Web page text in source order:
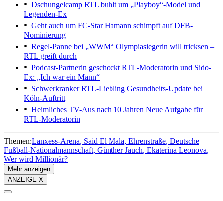
Dschungelcamp RTL buhlt um „Playboy“-Model und
Legenden-Ex
Geht auch um FC-StarHamann schimpft auf DFB-
Nominierung
Regel-Panne bei „WWM“ Olympiasiegerin will tricksen –
RTL greift durch
Podcast-Partnerin geschockt RTL-Moderatorin und Sido-
Ex: „Ich war ein Mann“
Schwerkranker RTL-Liebling Gesundheits-Update bei
Köln-Auftritt
Heimliches TV-Aus nach 10 Jahren Neue Aufgabe für
RTL-Moderatorin
Themen:Lanxess-Arena Said El Mala Ehrenstraße Deutsche
Fußball-Nationalmannschaft Günther Jauch Ekaterina Leonova
Wer wird Millionär?
Mehr anzeigen
ANZEIGE X